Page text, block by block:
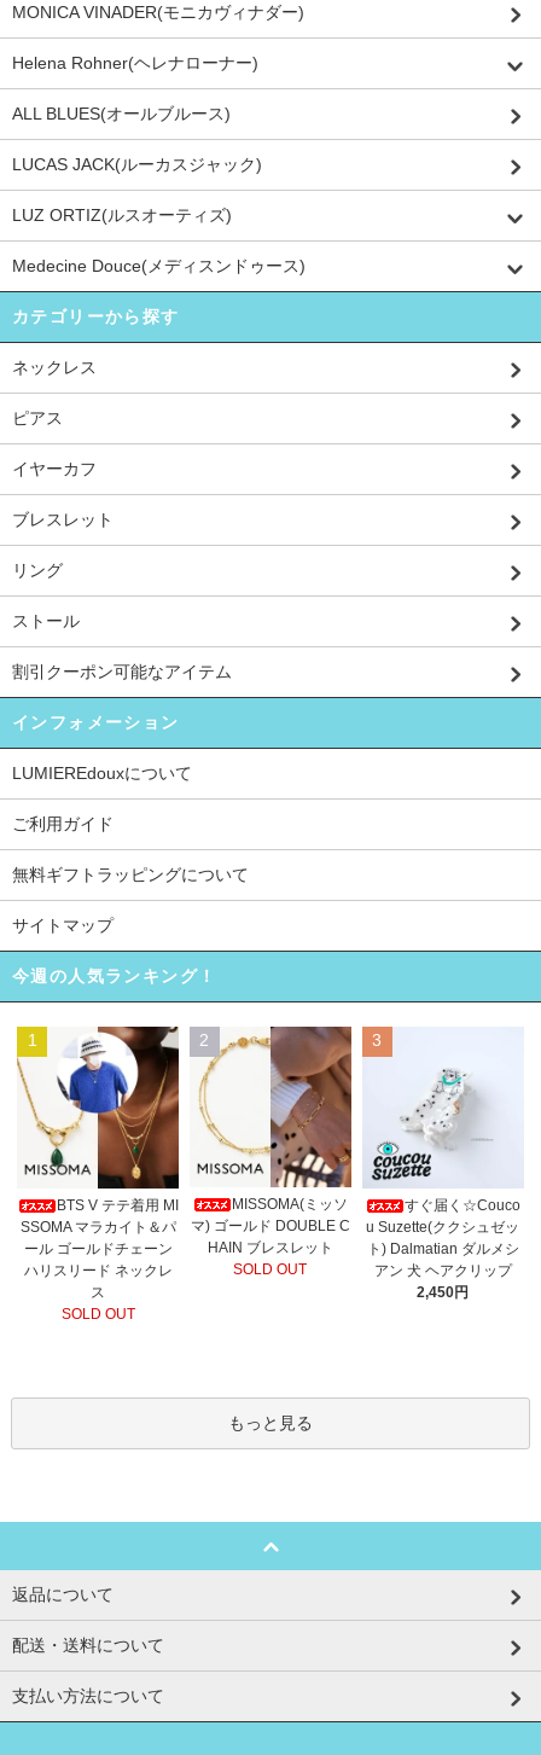
MONICA VINADER(モニカヴィナダー)
Helena Rohner(ヘレナローナー)
ALL BLUES(オールブルース)
LUCAS JACK(ルーカスジャック)
LUZ ORTIZ(ルスオーティズ)
Medecine Douce(メディスンドゥース)
カテゴリーから探す
ネックレス
ピアス
イヤーカフ
ブレスレット
リング
ストール
割引クーポン可能なアイテム
インフォメーション
LUMIEREdouxについて
ご利用ガイド
無料ギフトラッピングについて
サイトマップ
今週の人気ランキング！
1
BTS V テテ着用 MI
SSOMA マラカイト＆パ
ール ゴールドチェーン
ハリスリード ネックレ
ス
SOLD OUT
2
MISSOMA(ミッソ
マ) ゴールド DOUBLE C
HAIN ブレスレット
SOLD OUT
3
すぐ届く☆Couco
u Suzette(ククシュゼッ
ト) Dalmatian ダルメシ
アン 犬 ヘアクリップ
2,450円
もっと見る
返品について
配送・送料について
支払い方法について